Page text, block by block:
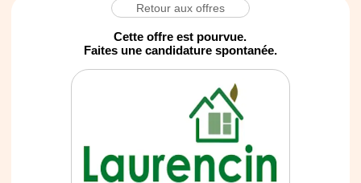
Retour aux offres
Cette offre est pourvue.
Faites une candidature spontanée.